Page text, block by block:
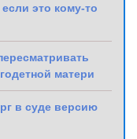
это кому-то
матери
в суде версию